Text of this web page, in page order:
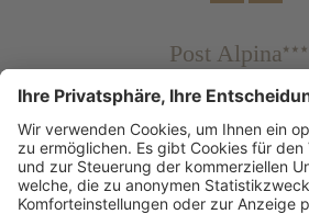
Post Alpina
Post Hotel
Tradition &